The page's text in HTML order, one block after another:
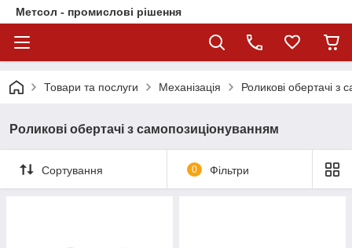
Метсол - промислові рішення
Товари та послуги Механізація Роликові обертачі з
Роликові обертачі з самопозиціонуванням
Сортування 0 Фільтри